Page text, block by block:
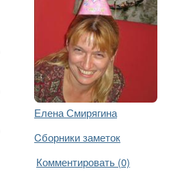
Елена Смирягина
Cборники заметок
Комментировать (0)